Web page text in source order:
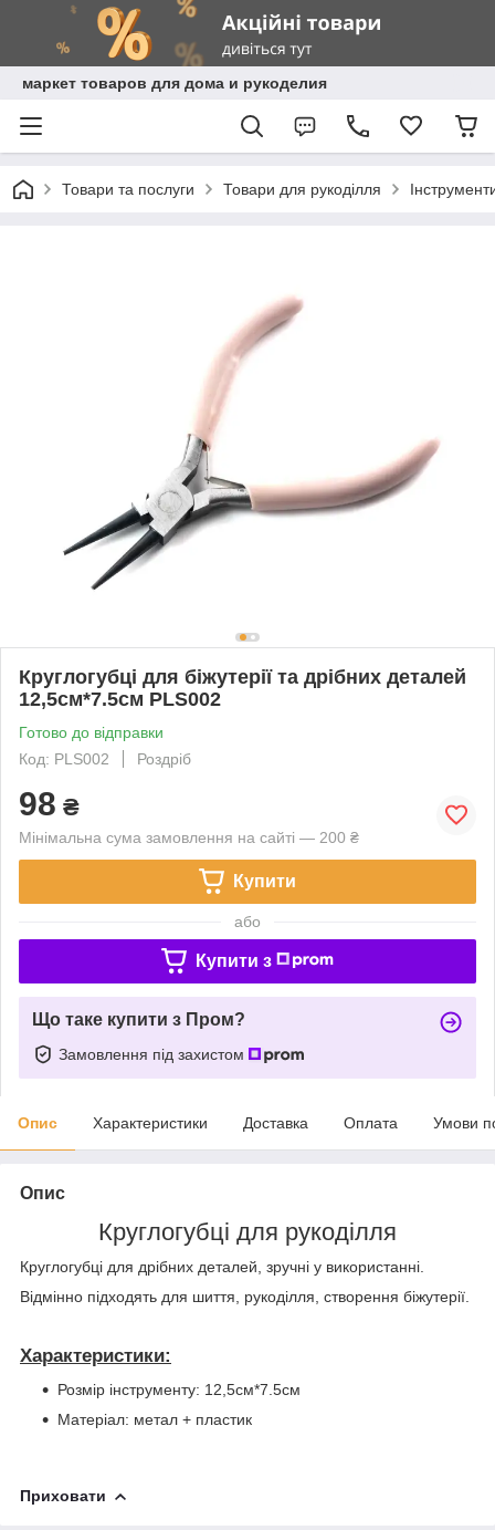
маркет товаров для дома и рукоделия
Товари та послуги Товари для рукоділля
Круглогубці для біжутерії та дрібних деталей
12,5см*7.5см PLS002
Готово до відправки
Код: PLS002
Роздріб
98 ₴
Мінімальна сума замовлення на сайті — 200 ₴
Купити
або
Купити з
Що таке купити з Пром?
Замовлення під захистом
Опис Характеристики Доставка Оплата Умови
Опис
Круглогубці для рукоділля
Круглогубці для дрібних деталей, зручні у використанні.
Відмінно підходять для шиття, рукоділля, створення біжутерії.
Характеристики:
Розмір інструменту: 12,5см*7.5см
Матеріал: метал + пластик
Приховати